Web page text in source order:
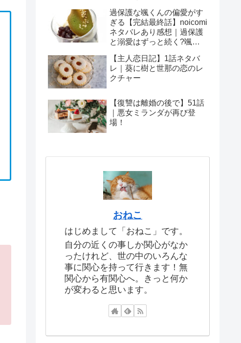
過保護な颯くんの偏愛がす
ぎる【完結最終話】noicomi
ネタバレあり感想｜過保護
と溺愛はずっと続く?颯に
【主人恋日記】1話ネタバ
レ｜葵に樹と世那の恋のレ
クチャー
【復讐は離婚の後で】51話
｜悪女ミランダが再び登
場！
おねこ
はじめまして「おねこ」です。
自分の近くの事しか関心がなか
ったけれど、世の中のいろんな
事に関心を持って行きます！無
関心から有関心へ。きっと何か
が変わると思います。